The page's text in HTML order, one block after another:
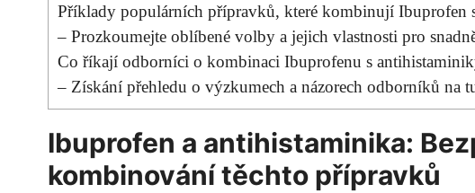
Příklady ​populárních přípravků, které kombinují Ibuprofen
– Prozkoumejte oblíbené​ volby a jejich vlastnosti pro
Co říkají odborníci o kombinaci Ibuprofenu s
– Získání přehledu ⁣o výzkumech a⁢ názorech odborníků na
Ibuprofen a​ antihistaminika:
kombinování těchto‌ přípravků